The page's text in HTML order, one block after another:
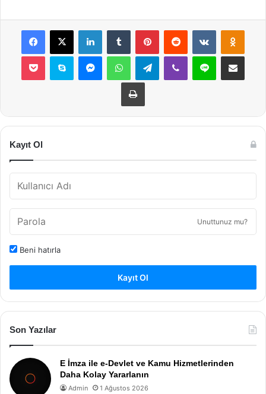
Facebook
X LinkedInTumblr PinterestReddit VKontakte
Pocket Skype MessengerWhatsAppTelegramViber Line E-Posta ile
Yazdır
Kayıt Ol
Unuttunuz mu?
Beni hatırla
Kayıt Ol
Son Yazılar
E İmza ile e-Devlet ve Kamu Hizmetlerinden
Daha Kolay Yararlanın
Admin 1 Ağustos 2026